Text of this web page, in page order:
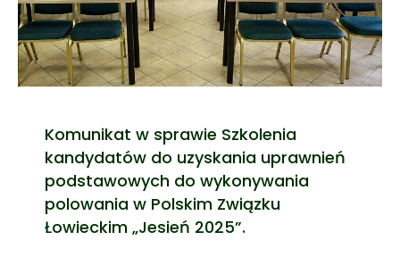
Komunikat w sprawie Szkolenia
kandydatów do uzyskania uprawnień
podstawowych do wykonywania
polowania w Polskim Związku
Łowieckim „Jesień 2025”.